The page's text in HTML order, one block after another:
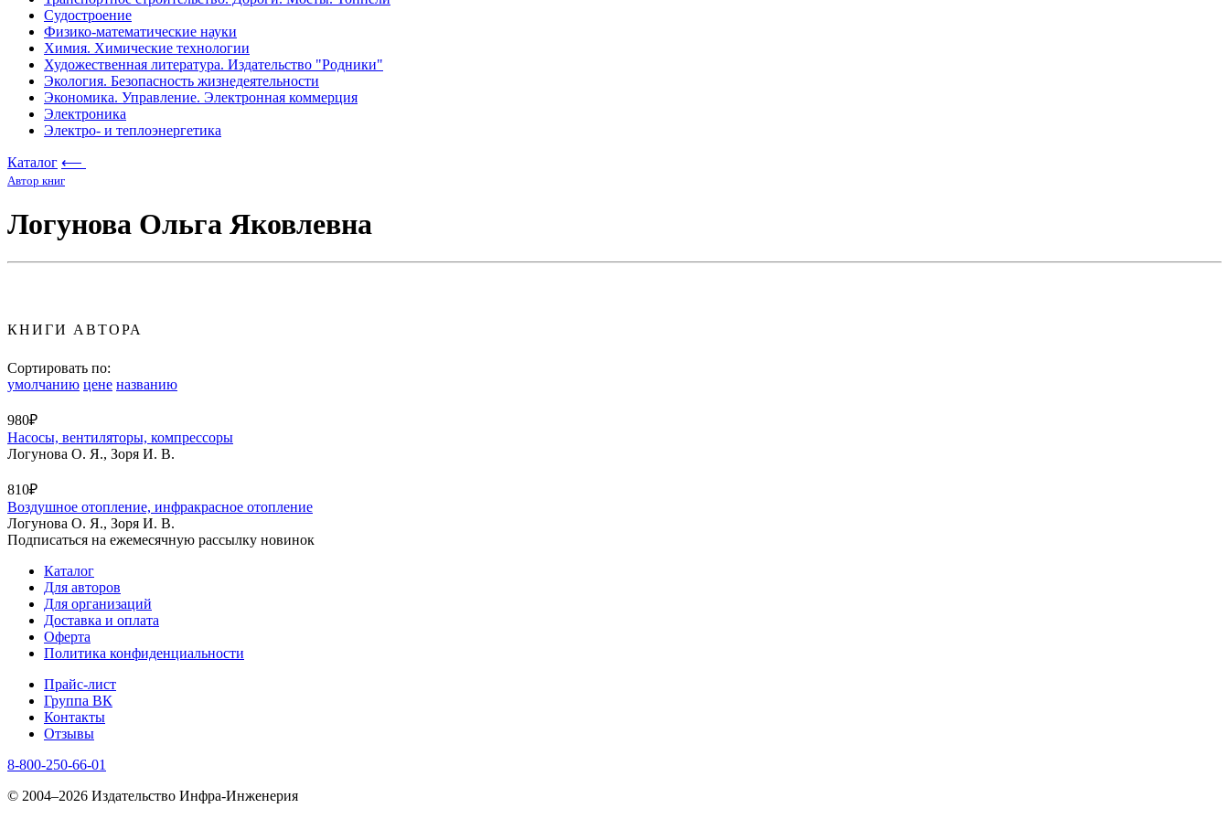
Судостроение
Физико-математические науки
Химия. Химические технологии
Художественная литература. Издательство "Родники"
Экология. Безопасность жизнедеятельности
Экономика. Управление. Электронная коммерция
Электроника
Электро- и теплоэнергетика
Каталог ⟵
Автор книг
Логунова Ольга Яковлевна
КНИГИ АВТОРА
Сортировать по:
умолчанию цене названию
980₽
Насосы, вентиляторы, компрессоры
Логунова О. Я., Зоря И. В.
810₽
Воздушное отопление, инфракрасное отопление
Логунова О. Я., Зоря И. В.
Подписаться на ежемесячную рассылку новинок
Каталог
Для авторов
Для организаций
Доставка и оплата
Оферта
Политика конфиденциальности
Прайс-лист
Группа ВК
Контакты
Отзывы
8-800-250-66-01
© 2004–2026 Издательство Инфра-Инженерия